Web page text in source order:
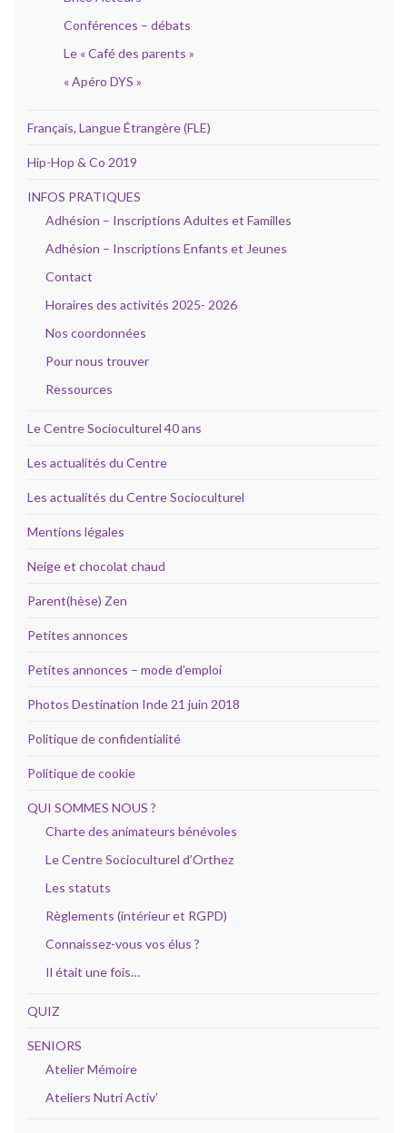
Conférences – débats
Le « Café des parents »
« Apéro DYS »
Français, Langue Étrangère (FLE)
Hip-Hop & Co 2019
INFOS PRATIQUES
Adhésion – Inscriptions Adultes et Familles
Adhésion – Inscriptions Enfants et Jeunes
Contact
Horaires des activités 2025- 2026
Nos coordonnées
Pour nous trouver
Ressources
Le Centre Socioculturel 40 ans
Les actualités du Centre
Les actualités du Centre Socioculturel
Mentions légales
Neige et chocolat chaud
Parent(hèse) Zen
Petites annonces
Petites annonces – mode d’emploi
Photos Destination Inde 21 juin 2018
Politique de confidentialité
Politique de cookie
QUI SOMMES NOUS ?
Charte des animateurs bénévoles
Le Centre Socioculturel d’Orthez
Les statuts
Règlements (intérieur et RGPD)
Connaissez-vous vos élus ?
Il était une fois…
QUIZ
SENIORS
Atelier Mémoire
Ateliers Nutri Activ’